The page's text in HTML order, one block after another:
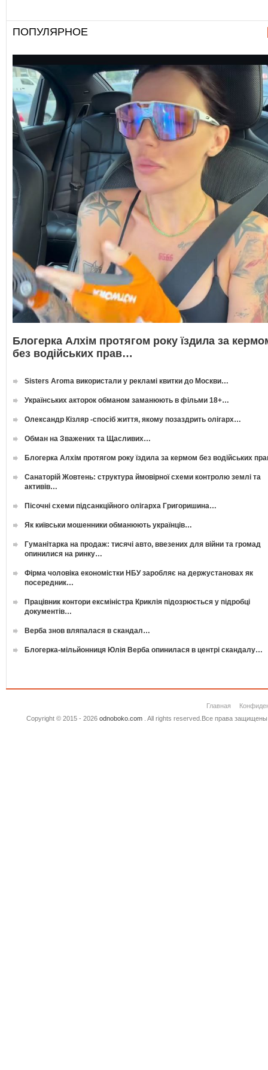
ПОПУЛЯРНОЕ
Блогерка Алхім протягом року їздила за
без водійських прав…
Sisters Aroma використали у рекламі квитки до Москви…
Українських акторок обманом заманюють в фільми 18+…
Олександр Кізляр -спосіб життя, якому позаздрить олігарх…
Обман на Зважених та Щасливих…
Блогерка Алхім протягом року їздила за кермом без водійських
Санаторій Жовтень: структура ймовірної схеми контролю землі та
активів…
Пісочні схеми підсанкційного олігарха Григоришина…
Як київськи мошенники обманюють українців…
Гуманітарка на продаж: тисячі авто, ввезених для війни та громад
опинилися на ринку…
Фірма чоловіка економістки НБУ заробляє на держустановах як
посередник…
Працівник контори ексміністра Криклія підозрюється у підробці
документів…
Верба знов вляпалася в скандал…
Блогерка-мільйонниця Юлія Верба опинилася в центрі скандалу…
Главная
Copyright © 2015 - 2026 odnoboko.com. All rights reserved.Все права защищены.